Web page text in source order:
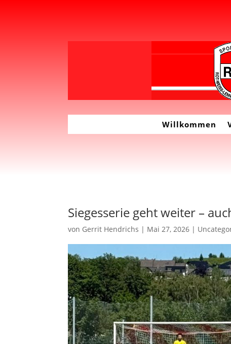
Willkommen
Siegesserie geht weiter –
von Gerrit Hendrichs | Mai 27, 2026 |